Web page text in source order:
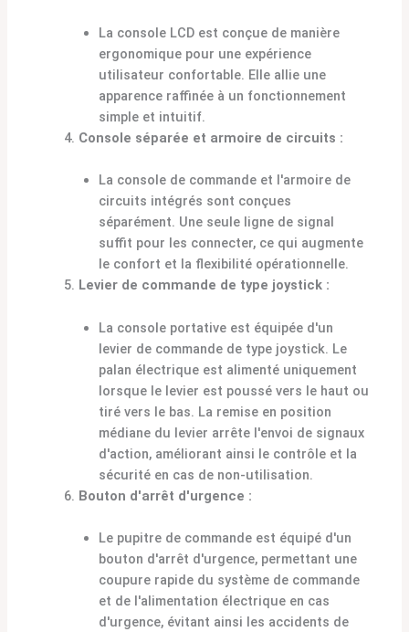
La console LCD est conçue de manière
ergonomique pour une expérience
utilisateur confortable. Elle allie une
apparence raffinée à un fonctionnement
simple et intuitif.
Console séparée et armoire de circuits :
La console de commande et l'armoire de
circuits intégrés sont conçues
séparément. Une seule ligne de signal
suffit pour les connecter, ce qui augmente
le confort et la flexibilité opérationnelle.
Levier de commande de type joystick :
La console portative est équipée d'un
levier de commande de type joystick. Le
palan électrique est alimenté uniquement
lorsque le levier est poussé vers le haut ou
tiré vers le bas. La remise en position
médiane du levier arrête l'envoi de signaux
d'action, améliorant ainsi le contrôle et la
sécurité en cas de non-utilisation.
Bouton d'arrêt d'urgence :
Le pupitre de commande est équipé d'un
bouton d'arrêt d'urgence, permettant une
coupure rapide du système de commande
et de l'alimentation électrique en cas
d'urgence, évitant ainsi les accidents de